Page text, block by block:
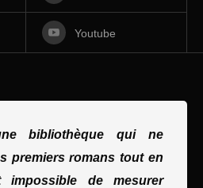
Youtube
bibliothèque qui ne
premiers romans tout en
impossible de mesurer